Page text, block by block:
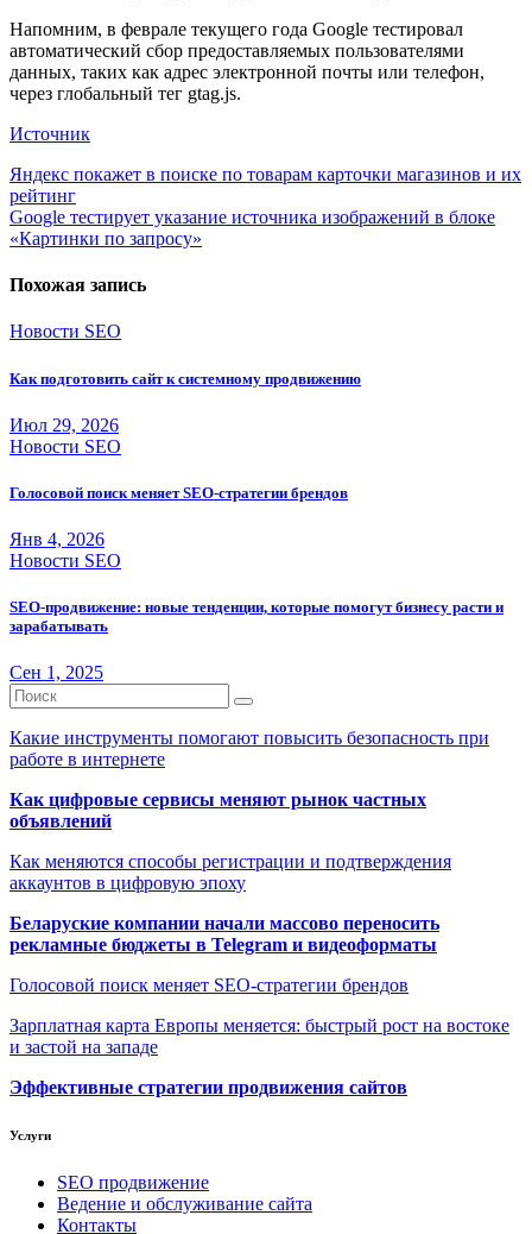
Напомним, в феврале текущего года Google тестировал
автоматический сбор предоставляемых пользователями
данных, таких как адрес электронной почты или телефон,
через глобальный тег gtag.js.
Источник
Навигация
по
записям
Яндекс покажет в поиске по товарам карточки магазинов и их
рейтинг
Google тестирует указание источника изображений в блоке
«Картинки по запросу»
Похожая запись
Новости SEO
Как подготовить сайт к системному продвижению
Июл 29, 2026
Новости SEO
Голосовой поиск меняет SEO-стратегии брендов
Янв 4, 2026
Новости SEO
SEO-продвижение: новые тенденции, которые помогут бизнесу расти и
зарабатывать
Сен 1, 2025
Какие инструменты помогают повысить безопасность при
работе в интернете
Как цифровые сервисы меняют рынок частных
объявлений
Как меняются способы регистрации и подтверждения
аккаунтов в цифровую эпоху
Беларуские компании начали массово переносить
рекламные бюджеты в Telegram и видеоформаты
Голосовой поиск меняет SEO-стратегии брендов
Зарплатная карта Европы меняется: быстрый рост на востоке
и застой на западе
Эффективные стратегии продвижения сайтов
Услуги
SEO продвижение
Ведение и обслуживание сайта
Контакты